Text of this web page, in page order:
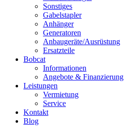
Sonstiges
Gabelstapler
Anhänger
Generatoren
Anbaugeräte/Ausrüstung
Ersatzteile
Bobcat
Informationen
Angebote & Finanzierung
Leistungen
Vermietung
Service
Kontakt
Blog